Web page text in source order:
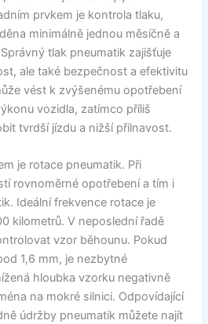
prvkem je kontrola tlaku,
minimálně jednou měsíčně a
tlak pneumatik zajišťuje
ale také bezpečnost a efektivitu
vést k zvýšenému opotřebení
vozidla, zatímco příliš
tvrdší jízdu a nižší přilnavost.
je rotace pneumatik. Při
rovnoměrné opotřebení a tím i
Ideální frekvence rotace je
kilometrů. V neposlední řadě
vzor běhounu. Pokud
1,6 mm, je nezbytné
hloubka vzorku negativně
na mokré silnici. Odpovídající
údržby pneumatik můžete najít